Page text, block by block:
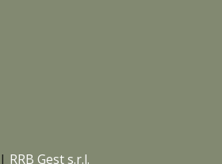
RRB Gest s.r.l.